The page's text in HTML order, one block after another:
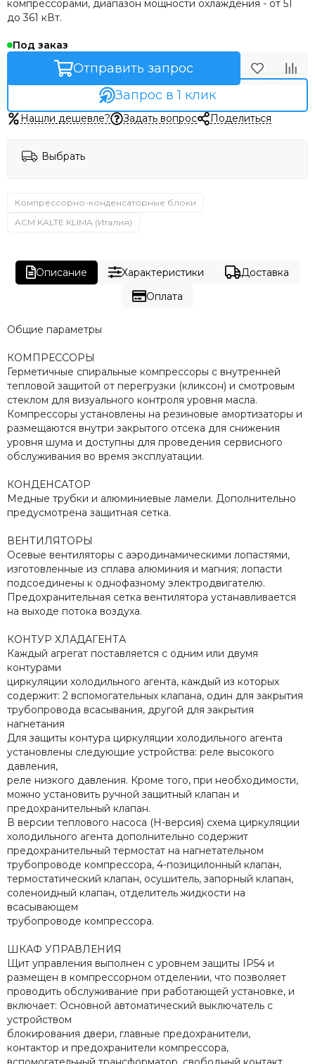
компрессорами, диапазон мощности охлаждения - от 51
до 361 кВт.
Под заказ
Отправить запрос
Запрос в 1 клик
Нашли дешевле? Задать вопрос Поделиться
Выбрать
Компрессорно-конденсаторные блоки
ACM KALTE KLIMA (Италия)
Описание Характеристики
Доставка
Оплата
Общие параметры
КОМПРЕССОРЫ
Герметичные спиральные компрессоры с внутренней
тепловой защитой от перегрузки (кликсон) и смотровым
стеклом для визуального контроля уровня масла.
Компрессоры установлены на резиновые амортизаторы и
размещаются внутри закрытого отсека для снижения
уровня шума и доступны для проведения сервисного
обслуживания во время эксплуатации.
КОНДЕНСАТОР
Медные трубки и алюминиевые ламели. Дополнительно
предусмотрена защитная сетка.
ВЕНТИЛЯТОРЫ
Осевые вентиляторы с аэродинамическими лопастями,
изготовленные из сплава алюминия и магния; лопасти
подсоединены к однофазному электродвигателю.
Предохранительная сетка вентилятора устанавливается
на выходе потока воздуха.
КОНТУР ХЛАДАГЕНТА
Каждый агрегат поставляется с одним или двумя
контурами
циркуляции холодильного агента, каждый из которых
содержит: 2 вспомогательных клапана, один для закрытия
трубопровода всасывания, другой для закрытия
нагнетания
Для защиты контура циркуляции холодильного агента
установлены следующие устройства: реле высокого
давления,
реле низкого давления. Кроме того, при необходимости,
можно установить ручной защитный клапан и
предохранительный клапан.
В версии теплового насоса (Н-версия) схема циркуляции
холодильного агента дополнительно содержит
предохранительный термостат на нагнетательном
трубопроводе компрессора, 4-позицилонный клапан,
термостатический клапан, осушитель, запорный клапан,
соленоидный клапан, отделитель жидкости на
всасывающем
трубопроводе компрессора.
ШКАФ УПРАВЛЕНИЯ
Щит управления выполнен с уровнем защиты IP54 и
размещен в компрессорном отделении, что позволяет
проводить обслуживание при работающей установке, и
включает: Основной автоматический выключатель с
устройством
блокирования двери, главные предохранители,
контактор и предохранители компрессора,